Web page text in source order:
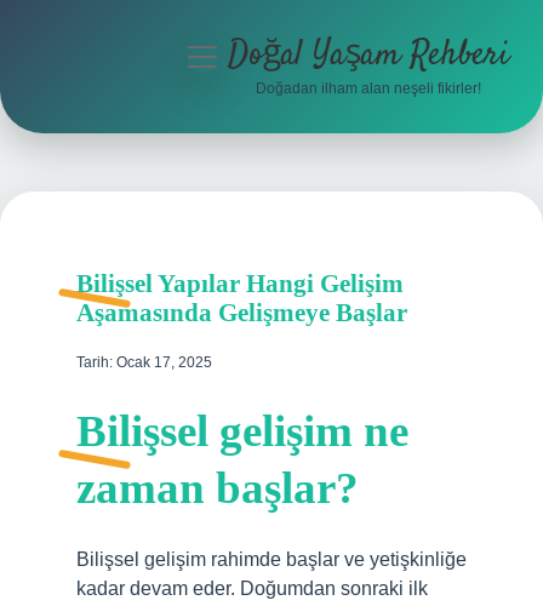
Hakkımızda
menüyüDoğal Yaşam Rehberi
Doğadan ilham alan neşeli fikirler!
Bilişsel Yapılar Hangi Gelişim
Aşamasında Gelişmeye Başlar
Tarih: Ocak 17, 2025
Bilişsel gelişim ne
zaman başlar?
Bilişsel gelişim rahimde başlar ve yetişkinliğe
kadar devam eder. Doğumdan sonraki ilk